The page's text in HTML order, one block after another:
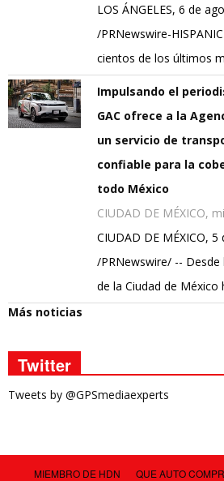
LOS ÁNGELES, 6 de
/PRNewswire-
cientos de los últimos
Impulsando el
GAC ofrece a la
un servicio de
confiable para la
todo México
CIUDAD DE MÉXICO,
CIUDAD DE MÉXICO,
/PRNewswire/ -- Desde
de la Ciudad de México
Más noticias
Twitter
Tweets by @GPSmediaexperts
MIEMBRO DE HDN QUE AUTO